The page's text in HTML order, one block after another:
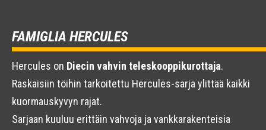
FAMIGLIA HERCULES
Hercules on Diecin vahvin teleskooppikurottaja.
Raskaisiin töihin tarkoitettu Hercules-sarja ylittää kaikki
kuormauskyvyn rajat.
Sarjaan kuuluu erittäin vahvoja ja vankkarakenteisia